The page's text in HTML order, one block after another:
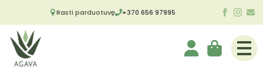
Rasti parduotuvę +370 656 97995